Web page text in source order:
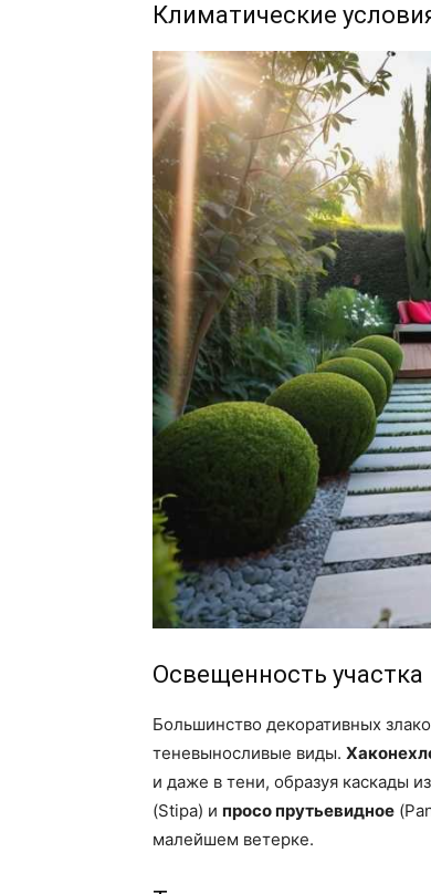
Климатические
Освещенность участка
Большинство декоративных
теневыносливые виды.
и даже в тени, образуя каскады
(Stipa) и просо прутьевидное
малейшем ветерке.